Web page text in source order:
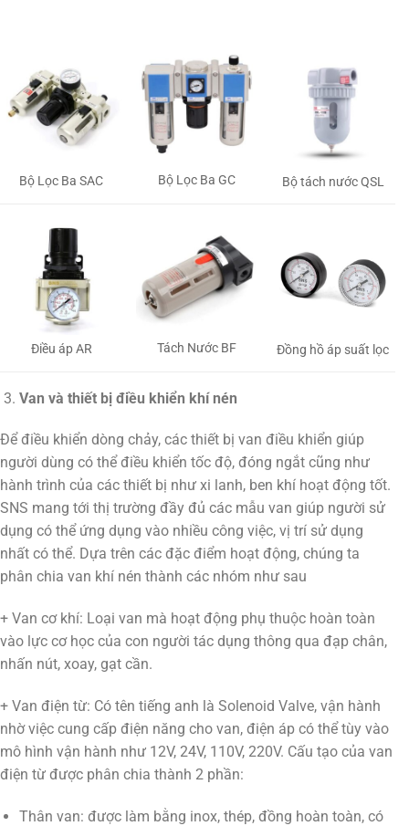
Bộ Lọc Ba SAC Bộ Lọc Ba GC Bộ tách nước QSL
Điều áp AR Tách Nước BF Đồng hồ áp suất lọc
Van và thiết bị điều khiển khí nén
Để điều khiển dòng chảy, các thiết bị van điều khiển giúp
người dùng có thể điều khiển tốc độ, đóng ngắt cũng như
hành trình của các thiết bị như xi lanh, ben khí hoạt động tốt.
SNS mang tới thị trường đầy đủ các mẫu van giúp người sử
dụng có thể ứng dụng vào nhiều công việc, vị trí sử dụng
nhất có thể. Dựa trên các đặc điểm hoạt động, chúng ta
phân chia van khí nén thành các nhóm như sau
+ Van cơ khí: Loại van mà hoạt động phụ thuộc hoàn toàn
vào lực cơ học của con người tác dụng thông qua đạp chân,
nhấn nút, xoay, gạt cần.
+ Van điện từ: Có tên tiếng anh là Solenoid Valve, vận hành
nhờ việc cung cấp điện năng cho van, điện áp có thể tùy vào
mô hình vận hành như 12V, 24V, 110V, 220V. Cấu tạo của van
điện từ được phân chia thành 2 phần:
Thân van: được làm bằng inox, thép, đồng hoàn toàn, có